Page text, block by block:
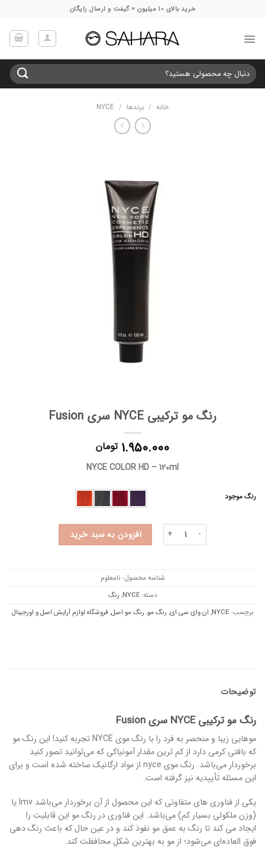
خرید بالای 10 میلیون = گیفت و ارسال رایگان
جستجو
برای:
خانه / برندها /
NYCE
رنگ مو ترکیبی NYCE سری Fusion
۱.۹۵۰.۰۰۰ تومان
NYCE COLOR HD – 120ml
رنگ موجود
رنگ مو ترکیبی NYCE سری Fusion عدد افزودن به سبد خرید
شناسه محصول: نامعلوم
دسته:NYCE
, رنگ
برچسب: NYCE
, ان وای سی ای, رنگ مو, رنگ مو اصل, فروشگاه لوازم آرایش اصل و اورجینال
توضیحات
رنگ مو ترکیبی NYCE سری Fusion
موهایی زیبا و منحصر به فرد را با رنگ موی NYCE تجربه کنید! این رنگ مو
که بافتی کرمی دارد از کم ترین مقدار آمونیاکی که می‌توانید تصور کنید
برخوردار می‌باشد. رنگ موی nyce از مواد ارگانیک ساخته شده است و برای
این مسئله تأییدیه نیز گرفته است.
یکی از فناوری های متفاوتی که این محصول از آن برخوردار می‌باشد lmv یا
(وزن ملکولی بسیار کم) می‌باشد. این فناوری در رنگ مو این قابلیت را
ایجاد می کند تا رنگ به عمق مو نفوذ کند و در عین حال که باعث رنگ دهی
فوق العاده‌ای می‌شود؛ از مو به بهترین شکل محافظت کند.